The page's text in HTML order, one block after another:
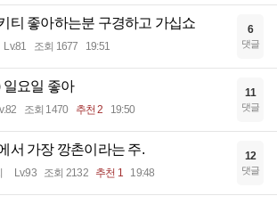
티 좋아하는분 구경하고 가십쇼
Lv.81 조회 1677 19:51
6
댓글
일요일 좋아
조회 1470 추천 2 19:50
11
댓글
서 가장 깡촌이라는 주.
Lv.93 조회 2132 추천 1 19:48
12
댓글